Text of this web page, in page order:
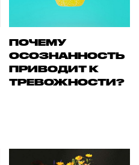
ПОЧЕМУ
ОСОЗНАННОСТЬ
ПРИВОДИТ К
ТРЕВОЖНОСТИ?